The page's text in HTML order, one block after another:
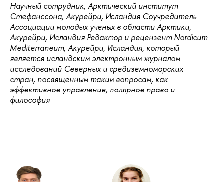
Научный сотрудник, Арктический институт
Стефанссона, Акурейри, Исландия Соучредитель
Ассоциации молодых ученых в области Арктики,
Акурейри, Исландия Редактор и рецензент Nordicum
Mediterraneum, Акурейри, Исландия, который
является исландским электронным журналом
исследований Северных и средиземноморских
стран, посвященным таким вопросам, как
эффективное управление, полярное право и
философия